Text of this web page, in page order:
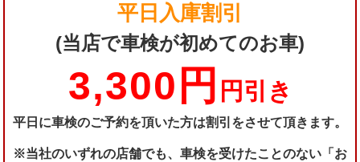
平日入庫割引
(当店で車検が初めてのお車)
3,300円 円引き
平日に車検のご予約を頂いた方は割引をさせて頂きます。
※当社のいずれの店舗でも、車検を受けたことのない「お